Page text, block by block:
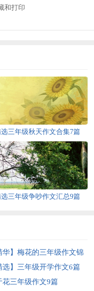
和打印
三年级秋天作文合集7篇
三年级争吵作文汇总9篇
华】梅花的三年级作文锦
选】三年级开学作文6篇
花三年级作文9篇